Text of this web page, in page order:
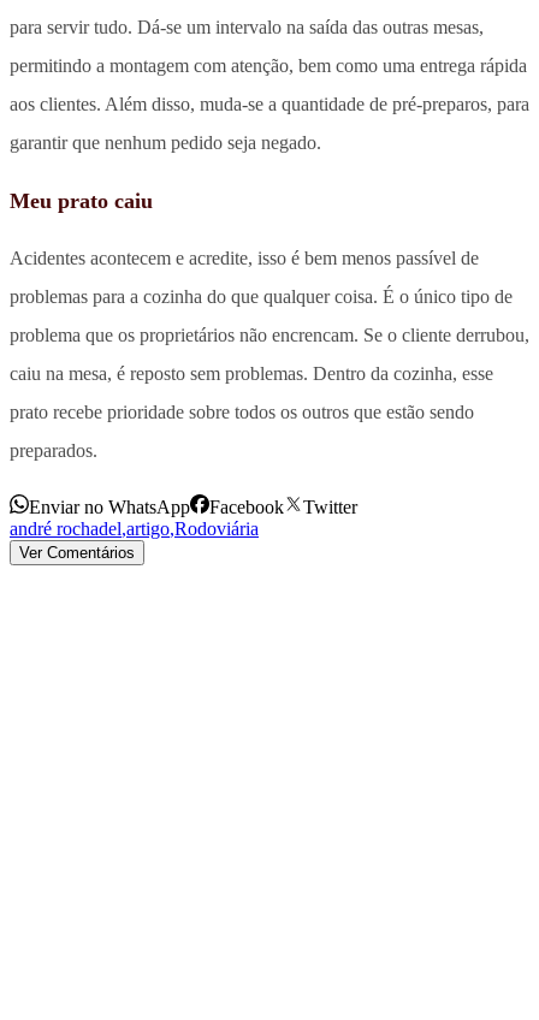
para servir tudo. Dá-se um intervalo na saída das outras mesas,
permitindo a montagem com atenção, bem como uma entrega rápida
aos clientes. Além disso, muda-se a quantidade de pré-preparos, para
garantir que nenhum pedido seja negado.
Meu prato caiu
Acidentes acontecem e acredite, isso é bem menos passível de
problemas para a cozinha do que qualquer coisa. É o único tipo de
problema que os proprietários não encrencam. Se o cliente derrubou,
caiu na mesa, é reposto sem problemas. Dentro da cozinha, esse
prato recebe prioridade sobre todos os outros que estão sendo
preparados.
Enviar no WhatsApp Facebook
Twitter
andré rochadel,artigo,Rodoviária
Ver Comentários